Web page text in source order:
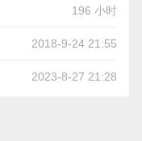
196 小时
2018-9-24 21:55
2023-8-27 21:28